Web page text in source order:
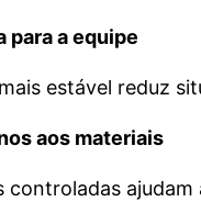
para a equipe
estável reduz
aos materiais
controladas